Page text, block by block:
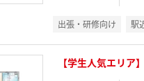
出張・研修向け 駅
【学生人気エリ